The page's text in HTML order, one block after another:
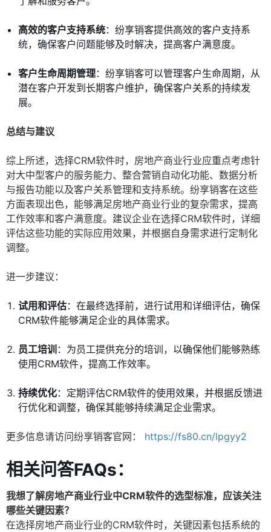
高效的客户支持系统：纷享销客提供高效的客户支持系
统，确保客户问题能够及时解决，提高客户满意度。
客户生命周期管理：纷享销客可以管理客户生命周期，从
潜在客户开发到长期客户维护，确保客户关系的持续发
展。
总结与建议
综上所述，选择CRM软件时，房地产商业行业应重点考虑针
对大中型客户的服务能力、整合营销自动化功能、数据分析
与报告功能以及客户关系管理和支持系统。纷享销客在这些
方面表现出色，能够满足房地产商业行业的复杂需求，提高
工作效率和客户满意度。建议企业在选择CRM软件时，详细
评估这些功能的实际应用效果，并根据自身需求进行定制化
调整。
进一步建议：
试用和评估：在最终选择前，进行试用和详细评估，确保
CRM软件能够满足企业的具体需求。
员工培训 ：为员工提供充分的培训，以确保他们能够熟练
使用CRM软件，提高工作效率。
持续优化：定期评估CRM软件的使用效果，并根据反馈进
行优化和调整，确保其能够持续满足企业需求。
更多信息请访问纷享销客官网： https://fs80.cn/lpgyy2
相关问答FAQs：
我想了解房地产商业行业中CRM软件的选型标准，应该关注
哪些关键因素？
在选择房地产商业行业的CRM软件时，关键因素包括系统的